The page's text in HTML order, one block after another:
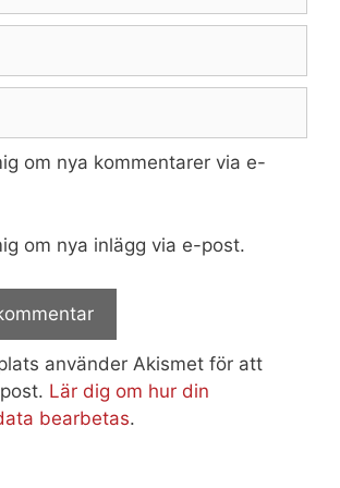
om nya kommentarer via e-
om nya inlägg via e-post.
använder Akismet för att
Lär dig om hur din
bearbetas.